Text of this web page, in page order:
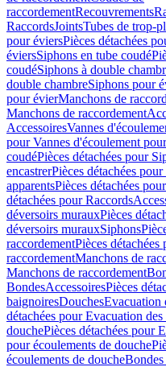
raccordementRecouvrements
RaccordsJointsTubes de trop-
pour éviersPièces détachées
éviersSiphons en tube coudé
coudéSiphons à double
double chambreSiphons pour
pour évierManchons de
Manchons de raccordement
AccessoiresVannes
pour Vannes d'écoulement
coudéPièces détachées pour
encastrerPièces détachées
apparentsPièces détachées
détachées pour Raccords
déversoirs murauxPièces
déversoirs murauxSiphons
raccordementPièces détachées
raccordementManchons de
Manchons de raccordement
BondesAccessoiresPièces
baignoiresDouchesEvacuation
détachées pour Evacuation
douchePièces détachées pour
pour écoulements de douche
écoulements de douche